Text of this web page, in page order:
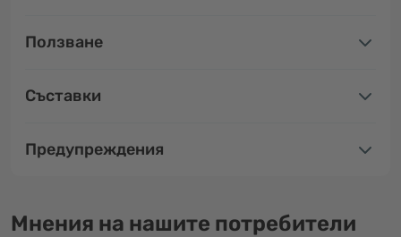
Ползване
Съставки
Предупреждения
Мнения на нашите потребители